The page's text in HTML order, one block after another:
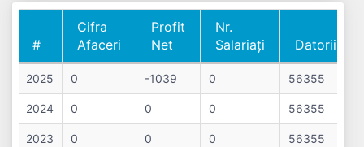
#
Cifra
Afaceri
Profit
Net
Nr.
Salariați
Datorii
#
Afaceri
Profit
Net
Salariați
Datorii
2025 0 -1039 0 56355
2024 0 0 0 56355
2023 0 0 0 56355